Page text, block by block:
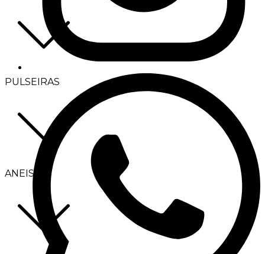
PULSEIRAS
ANEIS